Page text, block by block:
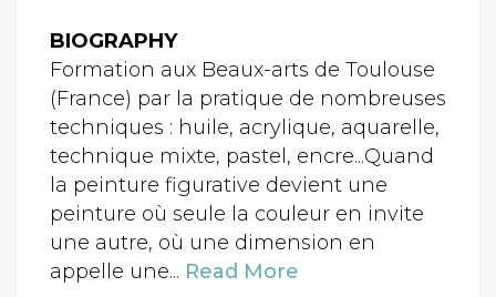
BIOGRAPHY
Formation aux Beaux-arts de Toulouse
(France) par la pratique de nombreuses
techniques : huile, acrylique, aquarelle,
technique mixte, pastel, encre...Quand
la peinture figurative devient une
peinture où seule la couleur en invite
une autre, où une dimension en
appelle une... Read More